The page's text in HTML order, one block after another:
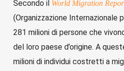
Secondo il World Migration
(Organizzazione Internazionale
281 milioni di persone che
del loro paese d’origine. A
milioni di individui costretti a